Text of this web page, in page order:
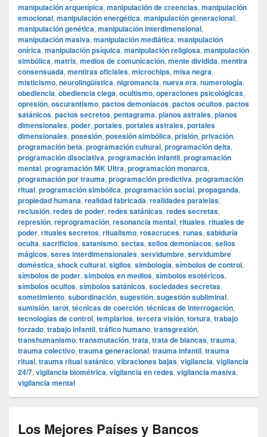
manipulación arquetípica, manipulación de creencias, manipulación
emocional, manipulación energética, manipulación generacional,
manipulación genética, manipulación interdimensional,
manipulación masiva, manipulación mediática, manipulación
onírica, manipulación psíquica, manipulación religiosa, manipulación
simbólica, matrix, medios de comunicación, mente dividida, mentira
consensuada, mentiras oficiales, microchips, misa negra,
misticismo, neurolingüística, nigromancia, nueva era, numerología,
obediencia, obediencia ciega, ocultismo, operaciones psicológicas,
opresión, oscurantismo, pactos demoníacos, pactos ocultos, pactos
satánicos, pactos secretos, pentagrama, planos astrales, planos
dimensionales, poder, portales, portales astrales, portales
dimensionales, posesión, posesión simbólica, prisión, privación,
programación beta, programación cultural, programación delta,
programación disociativa, programación infantil, programación
mental, programación MK Ultra, programación monarca,
programación por trauma, programación predictiva, programación
ritual, programación simbólica, programación social, propaganda,
propiedad humana, realidad fabricada, realidades paralelas,
reclusión, redes de poder, redes satánicas, redes secretas,
represión, reprogramación, resonancia mental, rituales, rituales de
poder, rituales secretos, ritualismo, rosacruces, runas, sabiduría
oculta, sacrificios, satanismo, sectas, sellos demoníacos, sellos
mágicos, seres interdimensionales, servidumbre, servidumbre
doméstica, shock cultural, sigilos, simbología, símbolos de control,
símbolos de poder, símbolos en medios, símbolos esotéricos,
símbolos ocultos, símbolos satánicos, sociedades secretas,
sometimiento, subordinación, sugestión, sugestión subliminal,
sumisión, tarot, técnicas de coerción, técnicas de interrogación,
tecnologías de control, templarios, tercera visión, tortura, trabajo
forzado, trabajo infantil, tráfico humano, transgresión,
transhumanismo, transmutación, trata, trata de blancas, trauma,
trauma colectivo, trauma generacional, trauma infantil, trauma
ritual, trauma ritual satánico, vibraciones bajas, vigilancia, vigilancia
24/7, vigilancia biométrica, vigilancia en redes, vigilancia masiva,
vigilancia mental
Los Mejores Países y Bancos